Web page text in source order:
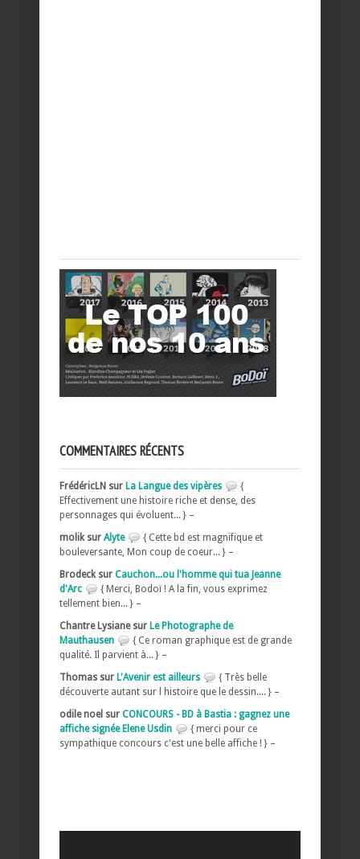
COMMENTAIRES RÉCENTS
FrédéricLN sur La Langue des vipères
{
Effectivement une histoire riche et dense, des
personnages qui évoluent... } –
molik sur Alyte
{ Cette bd est magnifique et
bouleversante, Mon coup de coeur... } –
Brodeck sur Cauchon...ou l'homme qui tua Jeanne
d'Arc
{ Merci, Bodoï ! A la fin, vous exprimez
tellement bien... } –
Chantre Lysiane sur Le Photographe de
Mauthausen
{ Ce roman graphique est de grande
qualité. Il parvient à... } –
Thomas sur L'Avenir est ailleurs
{ Très belle
découverte autant sur l histoire que le dessin.... } –
odile noel sur CONCOURS - BD à Bastia : gagnez une
affiche signée Elene Usdin
{ merci pour ce
sympathique concours c'est une belle affiche ! } –